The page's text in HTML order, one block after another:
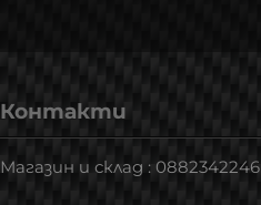
Контакти
Магазин и склад : 0882342246